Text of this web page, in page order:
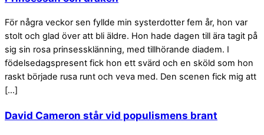
För några veckor sen fyllde min systerdotter fem år, hon var
stolt och glad över att bli äldre. Hon hade dagen till ära tagit på
sig sin rosa prinsessklänning, med tillhörande diadem. I
födelsedagspresent fick hon ett svärd och en sköld som hon
raskt började rusa runt och veva med. Den scenen fick mig att
[…]
David Cameron står vid populismens brant